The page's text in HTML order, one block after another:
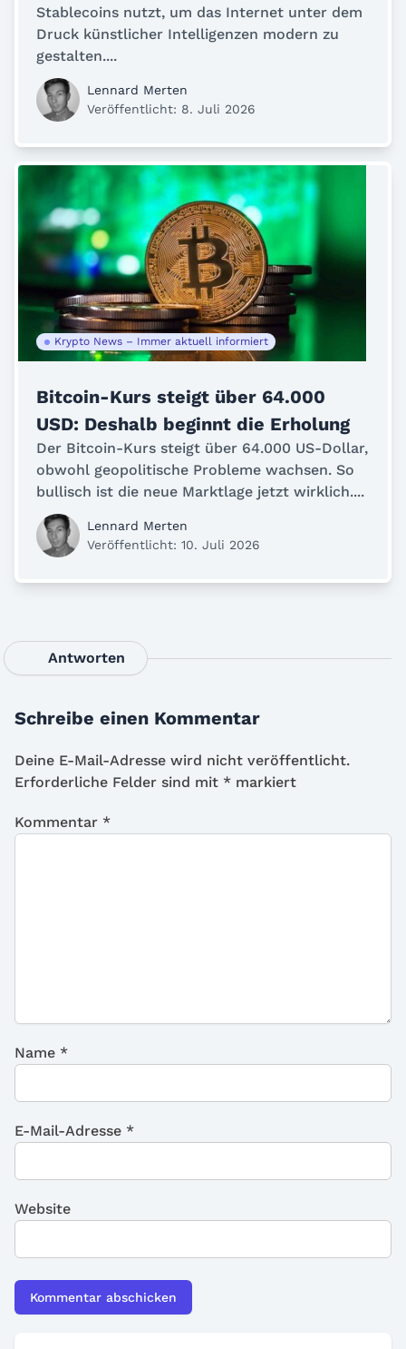
Stablecoins nutzt, um das Internet unter dem
Druck künstlicher Intelligenzen modern zu
gestalten....
Lennard Merten
Veröffentlicht: 8. Juli 2026
Krypto News – Immer aktuell informiert
Bitcoin-Kurs steigt über 64.000
USD: Deshalb beginnt die Erholung
Der Bitcoin-Kurs steigt über 64.000 US-Dollar,
obwohl geopolitische Probleme wachsen. So
bullisch ist die neue Marktlage jetzt wirklich....
Lennard Merten
Veröffentlicht: 10. Juli 2026
Antworten
Schreibe einen Kommentar
Deine E-Mail-Adresse wird nicht veröffentlicht.
Erforderliche Felder sind mit * markiert
Kommentar *
Name *
E-Mail-Adresse *
Website